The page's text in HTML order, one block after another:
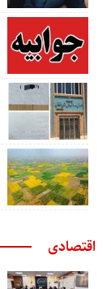
اقتصادی